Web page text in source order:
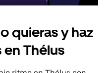
quieras y haz
Thélus